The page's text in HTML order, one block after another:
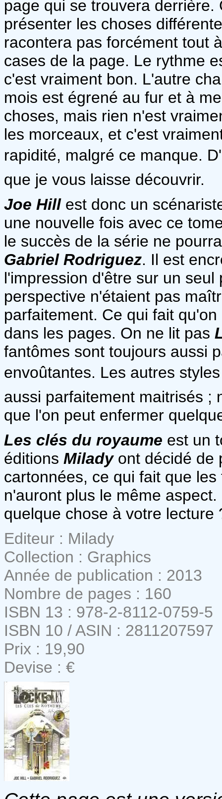
page qui se trouvera
présenter les choses
racontera pas forcément tout
cases de la page. Le rythme
c'est vraiment bon. L'autre
mois est égrené au fur et à
choses, mais rien n'est
les morceaux, et c'est
rapidité, malgré ce manque.
que je vous laisse découvrir.
Joe Hillest donc un
une nouvelle fois avec ce
le succès de la série ne
Gabriel Rodriguez. Il est
l'impression d'être sur un
perspective n'étaient pas
parfaitement. Ce qui fait
dans les pages. On ne lit pas
fantômes sont toujours aussi
envoûtantes. Les autres
aussi parfaitement maitrisés ;
que l'on peut enfermer
Les clés du royaume est un
éditions Miladyont décidé de
cartonnées, ce qui fait que
n'auront plus le même
quelque chose à votre lecture
Editeur : Milady
Collection : Graphics
Année de publication : 2013
Nombre de pages : 160
ISBN 13 : 978-2-8112-0759-5
ISBN 10 / ASIN : 2811207597
Prix : 19,90
Devise : €